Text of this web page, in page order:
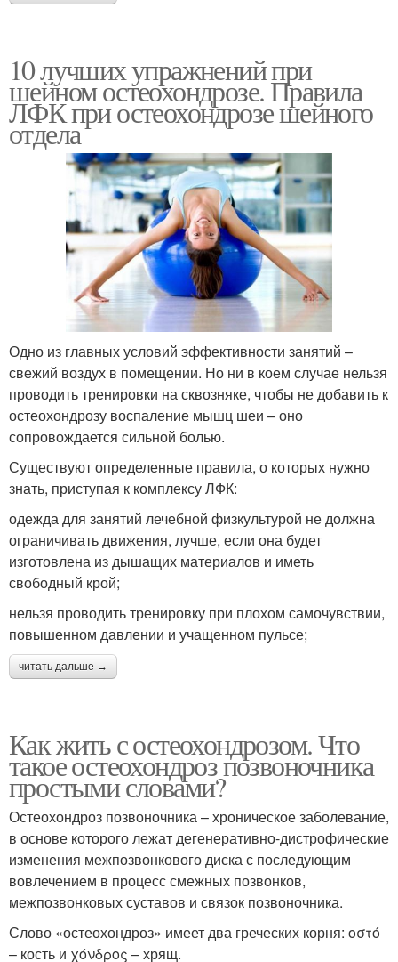
10 лучших упражнений при
шейном остеохондрозе. Правила
ЛФК при остеохондрозе шейного
отдела
Одно из главных условий эффективности занятий –
свежий воздух в помещении. Но ни в коем случае нельзя
проводить тренировки на сквозняке, чтобы не добавить к
остеохондрозу воспаление мышц шеи – оно
сопровождается сильной болью.
Существуют определенные правила, о которых нужно
знать, приступая к комплексу ЛФК:
одежда для занятий лечебной физкультурой не должна
ограничивать движения, лучше, если она будет
изготовлена из дышащих материалов и иметь
свободный крой;
нельзя проводить тренировку при плохом самочувствии,
повышенном давлении и учащенном пульсе;
читать дальше →
Как жить с остеохондрозом. Что
такое остеохондроз позвоночника
простыми словами?
Остеохондроз позвоночника – хроническое заболевание,
в основе которого лежат дегенеративно-дистрофические
изменения межпозвонкового диска с последующим
вовлечением в процесс смежных позвонков,
межпозвонковых суставов и связок позвоночника.
Слово «остеохондроз» имеет два греческих корня: οστό
– кость и χόνδρος – хрящ.